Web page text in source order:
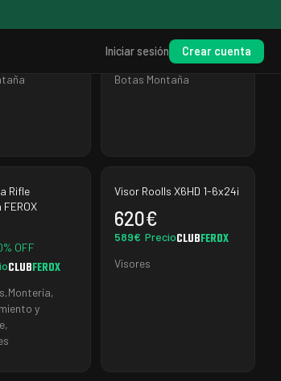
Iniciar sesión Crear cuenta
269€
228.65
€
Precio
CLUBFEROX
Botas Montaña
Rifle
% OFF
CLUBFEROX
,Montería,
y
,
Visor Roolls X6HD 1-6x24i
620€
589€ PrecioCLUBFEROX
Visores